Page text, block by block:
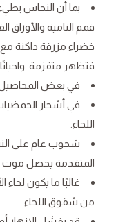
بما أن النحاس
قمم النامية والأوراق
خضراء مزرقة داكنة
فتظهر متقزمة.
في بعض المحاصيل
في أشجار
اللحاء.
شحوب عام على
المتقدمة يحصل موت
غالبًا ما يكون
من شقوق اللحاء.